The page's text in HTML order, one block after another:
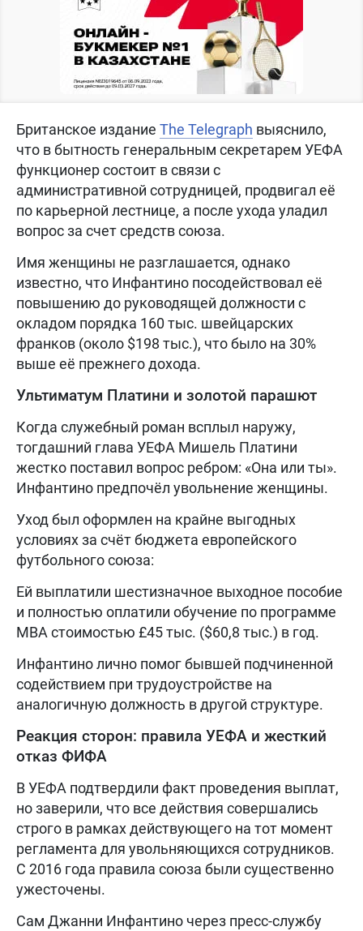
Британское издание The Telegraph выяснило,
что в бытность генеральным секретарем УЕФА
функционер состоит в связи с
административной сотрудницей, продвигал её
по карьерной лестнице, а после ухода уладил
вопрос за счет средств союза.
Имя женщины не разглашается, однако
известно, что Инфантино посодействовал её
повышению до руководящей должности с
окладом порядка 160 тыс. швейцарских
франков (около $198 тыс.), что было на 30%
выше её прежнего дохода.
Ультиматум Платини и золотой парашют
Когда служебный роман всплыл наружу,
тогдашний глава УЕФА Мишель Платини
жестко поставил вопрос ребром: «Она или ты».
Инфантино предпочёл увольнение женщины.
Уход был оформлен на крайне выгодных
условиях за счёт бюджета европейского
футбольного союза:
Ей выплатили шестизначное выходное пособие
и полностью оплатили обучение по программе
MBA стоимостью £45 тыс. ($60,8 тыс.) в год.
Инфантино лично помог бывшей подчиненной
содействием при трудоустройстве на
аналогичную должность в другой структуре.
Реакция сторон: правила УЕФА и жесткий
отказ ФИФА
В УЕФА подтвердили факт проведения выплат,
но заверили, что все действия совершались
строго в рамках действующего на тот момент
регламента для увольняющихся сотрудников.
С 2016 года правила союза были существенно
ужесточены.
Сам Джанни Инфантино через пресс-службу